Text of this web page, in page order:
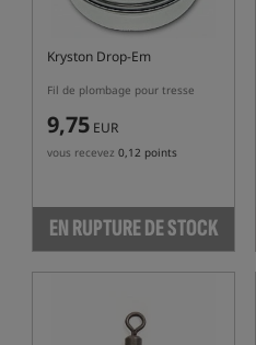
Kryston Drop-Em
Fil de plombage pour tresse
9,75 EUR
vous recevez 0,12 points
EN RUPTURE DE STOCK